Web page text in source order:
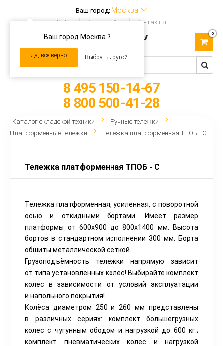
Ваш город: Москва
Ваш город Москва ?
Да, все верно Выбрать другой
Войти Карта сайта Контакты
navigation
0
8 495 150-14-67
8 800 500-41-28
Каталог складской техники
Ручные тележки
Платформенные тележки
Тележка платформенная ТПОБ - С
Тележка платформенная ТПОБ - С
Тележка платформенная, усиленная, с поворотной
осью и откидными бортами. Имеет размер
платформы от 600х900 до 800х1400 мм. Высота
бортов в стандартном исполнении 300 мм. Борта
обшиты металлической сеткой.
Грузоподъёмность тележки напрямую зависит
от типа установленных колёс! Выбирайте комплект
колес в зависимости от условий эксплуатации
и напольного покрытия!
Колёса диаметром 250 и 260 мм представлены
в различных сериях: комплект большегрузных
колес с чугунным ободом и нагрузкой до 600 кг.;
комплект пневматических колес и нагрузкой